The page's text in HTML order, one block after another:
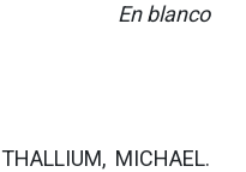
En blanco
THALLIUM, MICHAEL.